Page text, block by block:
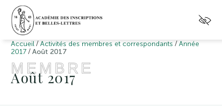
Accueil /Activités des membres et correspondants /Année
2017 /Août 2017
MEMBRE
Août 2017